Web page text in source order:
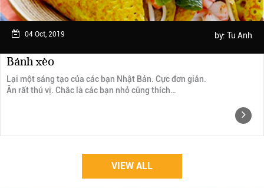
04 Oct, 2019 by: Tu Anh
Bánh xèo
Lại một sáng tạo của các bạn Nhật Bản. Cực đơn giản.
Ăn rất thú vị. Chắc là các bạn nhỏ cũng thích…
VIEW ALL